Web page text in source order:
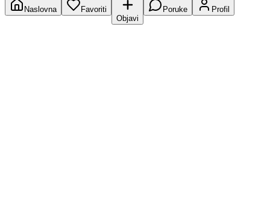
Naslovna
Favoriti
Objavi
Poruke Profil